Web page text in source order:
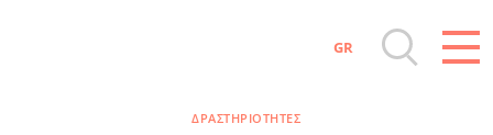
GR
ΔΡΑΣΤΗΡΙΌΤΗΤΕΣ